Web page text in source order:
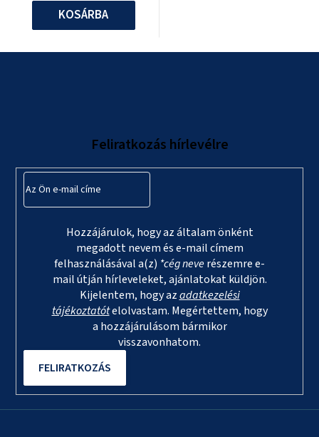
KOSÁRBA
Feliratkozás hírlevélre
Hozzájárulok, hogy az általam önként
megadott nevem és e-mail címem
felhasználásával a(z) *cég neverészemre e-
mail útján hírleveleket, ajánlatokat küldjön.
Kijelentem, hogy azadatkezelési
tájékoztatótelolvastam. Megértettem, hogy
a hozzájárulásom bármikor
visszavonhatom.
FELIRATKOZÁS